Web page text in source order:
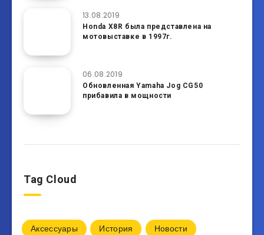
13.08.2019
Honda X8R была представлена на
мотовыставке в 1997г.
06.08.2019
Обновленная Yamaha Jog CG50
прибавила в мощности
Tag Cloud
Аксессуары История
Новости